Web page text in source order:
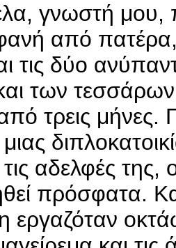
γνωστή μου,
από πατέρα,
τις δύο
των
τρεις μήνες.
αδελφές της,
πρόσφατα.
εργαζόταν